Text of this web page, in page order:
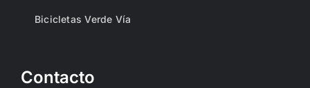
Bicicletas Verde Vía
Contacto